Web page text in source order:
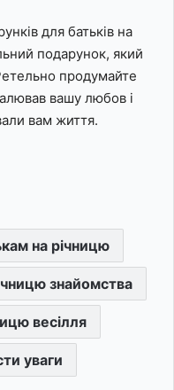
для батьків на
подарунок, який
продумайте
вашу любов і
вам життя.
на річницю
знайомства
весілля
уваги